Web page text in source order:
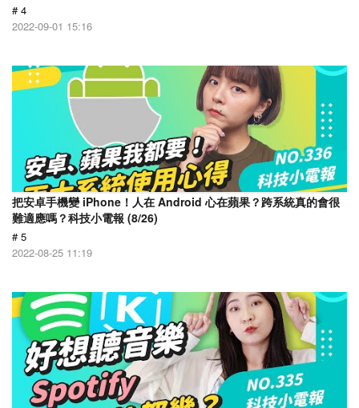
# 4
2022-09-01 15:16
把安卓手機變 iPhone！人在 Android 心在蘋果？跨系統真的會很
難適應嗎？科技小電報 (8/26)
# 5
2022-08-25 11:19